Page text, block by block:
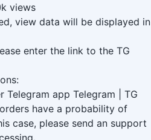
views
view data will be displayed in
enter the link to the TG
Telegram app Telegram | TG
have a probability of
case, please send an support